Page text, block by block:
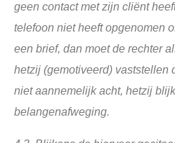
geen contact met zijn cliënt
telefoon niet heeft opgenomen
een brief, dan moet de rechter
hetzij (gemotiveerd) vaststellen
niet aannemelijk acht, hetzij
belangenafweging.